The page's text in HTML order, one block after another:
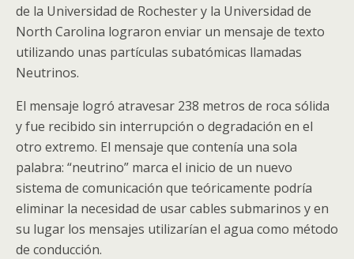
de la Universidad de Rochester y la Universidad de
North Carolina lograron enviar un mensaje de texto
utilizando unas partículas subatómicas llamadas
Neutrinos.
El mensaje logró atravesar 238 metros de roca sólida
y fue recibido sin interrupción o degradación en el
otro extremo. El mensaje que contenía una sola
palabra: “neutrino” marca el inicio de un nuevo
sistema de comunicación que teóricamente podría
eliminar la necesidad de usar cables submarinos y en
su lugar los mensajes utilizarían el agua como método
de conducción.